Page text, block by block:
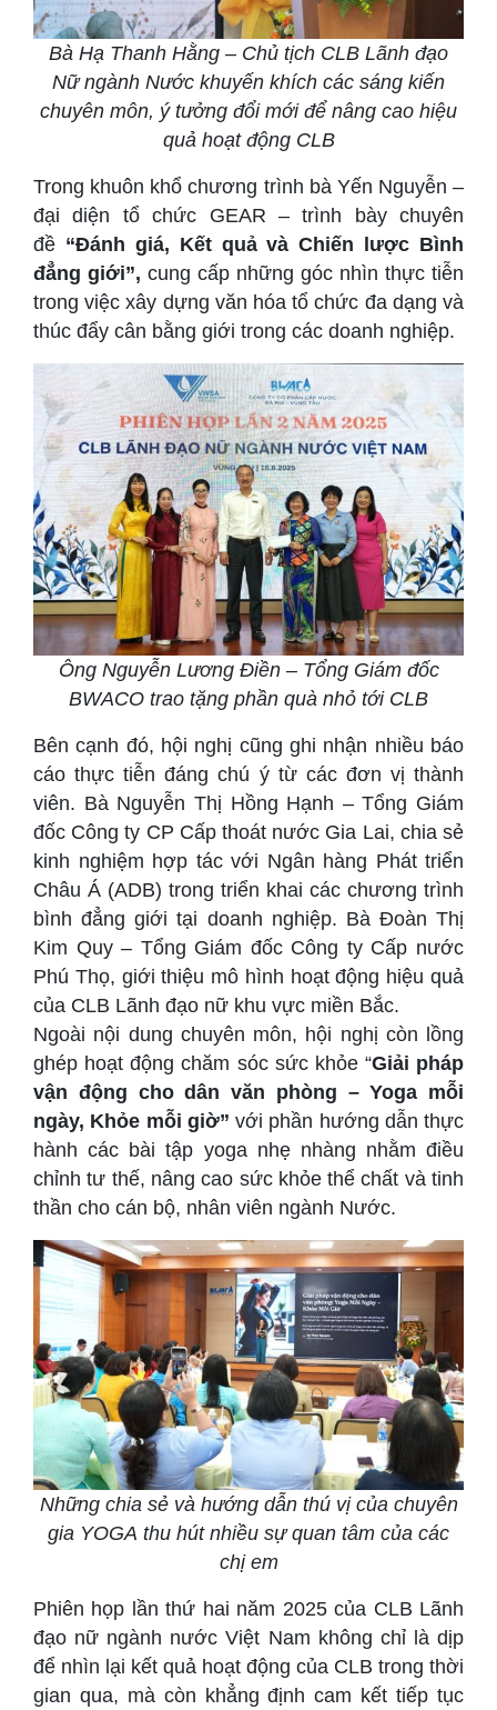
Bà Hạ Thanh Hằng – Chủ tịch CLB Lãnh đạo
Nữ ngành Nước khuyến khích các sáng kiến
chuyên môn, ý tưởng đổi mới để nâng cao hiệu
quả hoạt động CLB
Trong khuôn khổ chương trình bà Yến Nguyễn –
đại diện tổ chức GEAR – trình bày chuyên
đề “Đánh giá, Kết quả và Chiến lược Bình
đẳng giới”, cung cấp những góc nhìn thực tiễn
trong việc xây dựng văn hóa tổ chức đa dạng và
thúc đẩy cân bằng giới trong các doanh nghiệp.
Ông Nguyễn Lương Điền – Tổng Giám đốc
BWACO trao tặng phần quà nhỏ tới CLB
Bên cạnh đó, hội nghị cũng ghi nhận nhiều báo
cáo thực tiễn đáng chú ý từ các đơn vị thành
viên. Bà Nguyễn Thị Hồng Hạnh – Tổng Giám
đốc Công ty CP Cấp thoát nước Gia Lai, chia sẻ
kinh nghiệm hợp tác với Ngân hàng Phát triển
Châu Á (ADB) trong triển khai các chương trình
bình đẳng giới tại doanh nghiệp. Bà Đoàn Thị
Kim Quy – Tổng Giám đốc Công ty Cấp nước
Phú Thọ, giới thiệu mô hình hoạt động hiệu quả
của CLB Lãnh đạo nữ khu vực miền Bắc.
Ngoài nội dung chuyên môn, hội nghị còn lồng
ghép hoạt động chăm sóc sức khỏe “Giải pháp
vận động cho dân văn phòng – Yoga mỗi
ngày, Khỏe mỗi giờ” với phần hướng dẫn thực
hành các bài tập yoga nhẹ nhàng nhằm điều
chỉnh tư thế, nâng cao sức khỏe thể chất và tinh
thần cho cán bộ, nhân viên ngành Nước.
Những chia sẻ và hướng dẫn thú vị của chuyên
gia YOGA thu hút nhiều sự quan tâm của các
chị em
Phiên họp lần thứ hai năm 2025 của CLB Lãnh
đạo nữ ngành nước Việt Nam không chỉ là dịp
để nhìn lại kết quả hoạt động của CLB trong thời
gian qua, mà còn khẳng định cam kết tiếp tục